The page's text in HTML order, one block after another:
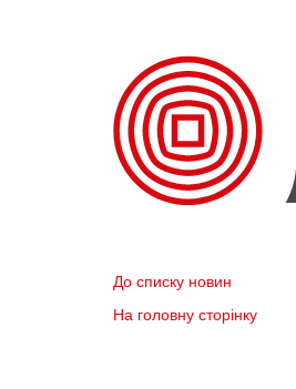
До списку новин
На головну сторінку